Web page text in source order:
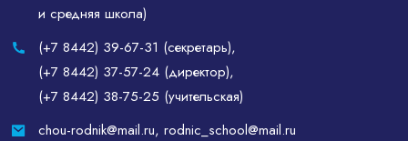
и средняя школа)
(+7 8442) 39-67-31 (секретарь),
(+7 8442) 37-57-24 (директор),
(+7 8442) 38-75-25 (учительская)
chou-rodnik@mail.ru, rodnic_school@mail.ru